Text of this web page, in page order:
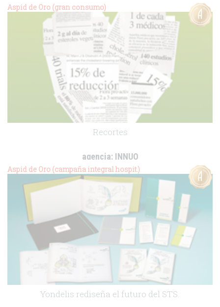
cliente:Pierre Fabre Ibérica
Aspid de Oro (gran consumo)
Recortes
agencia:INNUO
cliente:Unilever
Aspid de Oro (campaña integral hospit.)
Yondelis rediseña el futuro del STS.